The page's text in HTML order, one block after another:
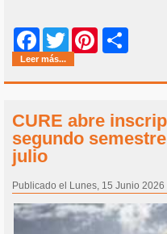
Facebook
Twitter Pinterest
Leer más...
CURE abre
segundo
julio
Publicado el Lunes, 15 Junio 2026